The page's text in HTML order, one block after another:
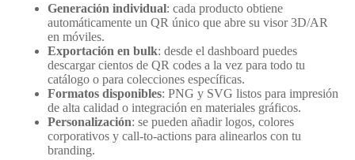
Generación individual: cada producto obtiene
automáticamente un QR único que abre su visor 3D/AR
en móviles.
Exportación en bulk: desde el dashboard puedes
descargar cientos de QR codes a la vez para todo tu
catálogo o para colecciones específicas.
Formatos disponibles: PNG y SVG listos para impresión
de alta calidad o integración en materiales gráficos.
Personalización: se pueden añadir logos, colores
corporativos y call-to-actions para alinearlos con tu
branding.